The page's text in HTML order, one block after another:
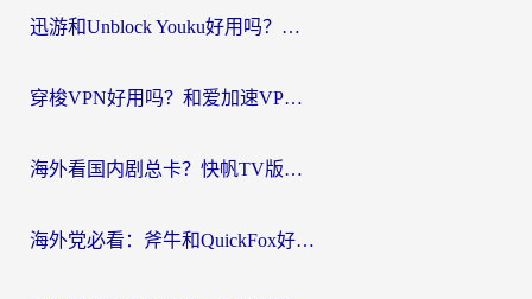
迅游和Unblock Youku好用吗？海外党亲测：3个维度教你选对回国加速器
穿梭VPN好用吗？和爱加速VPN对比哪个回国效果更好？海外党必看的实用指南
海外看国内剧总卡？快帆TV版VPN好用吗？和海牛VPN对比哪个回国效果更好？
海外党必看：斧牛和QuickFox好用吗？3步选对回国加速器，无缝刷国内剧玩游戏